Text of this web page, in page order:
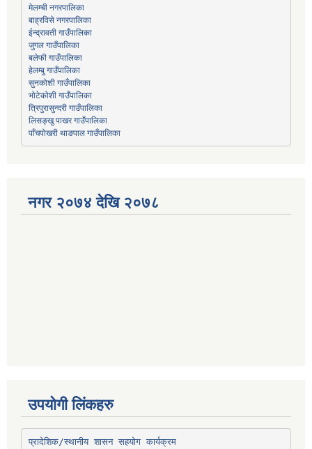
मेलम्ची नगरपालिका
बाह्रविसे नगरपालिका
ईन्द्रावती गाउँपालिका
जुगल गाउँपालिका
बलेफी गाउँपालिका
हेलम्बु गाउँपालिका
सुनकोशी गाउँपालिका
भोटेकोशी गाउँपालिका
त्रिपुरासुन्दरी गाउँपालिका
लिसङ्खु पाखर गाउँपालिका
पाँचपोखरी थाङपाल गाउँपालिका
नगर २०७४ देखि २०७८
उपयोगी लिंकहरु
प्रादेशिक/स्थानीय शासन सहयोग कार्यक्रम